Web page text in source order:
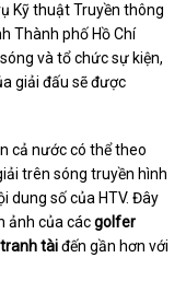
Kỹ thuật Truyền thông
Thành phố Hồ Chí
và tổ chức sự kiện,
giải đấu sẽ được
cả nước có thể theo
trên sóng truyền hình
dung số của HTV. Đây
ảnh của cácgolfer
tranh tàiđến gần hơn với